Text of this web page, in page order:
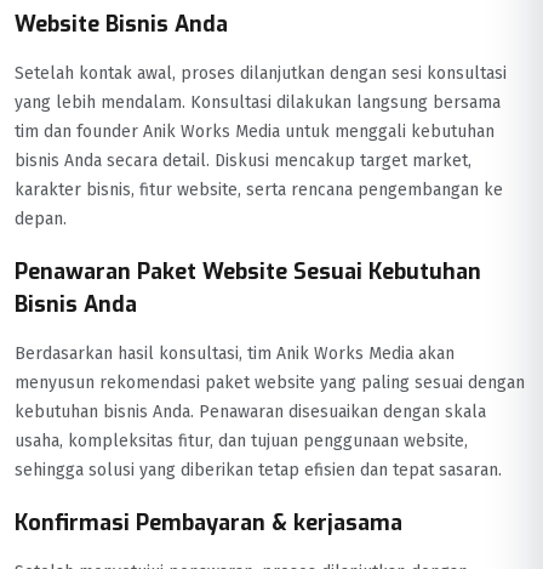
Website Bisnis Anda
Setelah kontak awal, proses dilanjutkan dengan sesi konsultasi
yang lebih mendalam. Konsultasi dilakukan langsung bersama
tim dan founder Anik Works Media untuk menggali kebutuhan
bisnis Anda secara detail. Diskusi mencakup target market,
karakter bisnis, fitur website, serta rencana pengembangan ke
depan.
Penawaran Paket Website Sesuai Kebutuhan
Bisnis Anda
Berdasarkan hasil konsultasi, tim Anik Works Media akan
menyusun rekomendasi paket website yang paling sesuai dengan
kebutuhan bisnis Anda. Penawaran disesuaikan dengan skala
usaha, kompleksitas fitur, dan tujuan penggunaan website,
sehingga solusi yang diberikan tetap efisien dan tepat sasaran.
Konfirmasi Pembayaran & kerjasama